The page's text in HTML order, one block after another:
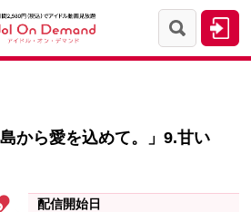
から愛を込めて。」9.甘い
配信開始日